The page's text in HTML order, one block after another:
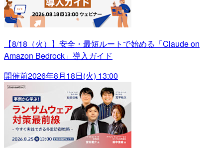
【8/18（火）】安全・最短ルートで始める「Claude on
Amazon Bedrock」導入ガイド
開催前2026年8月18日(火) 13:00